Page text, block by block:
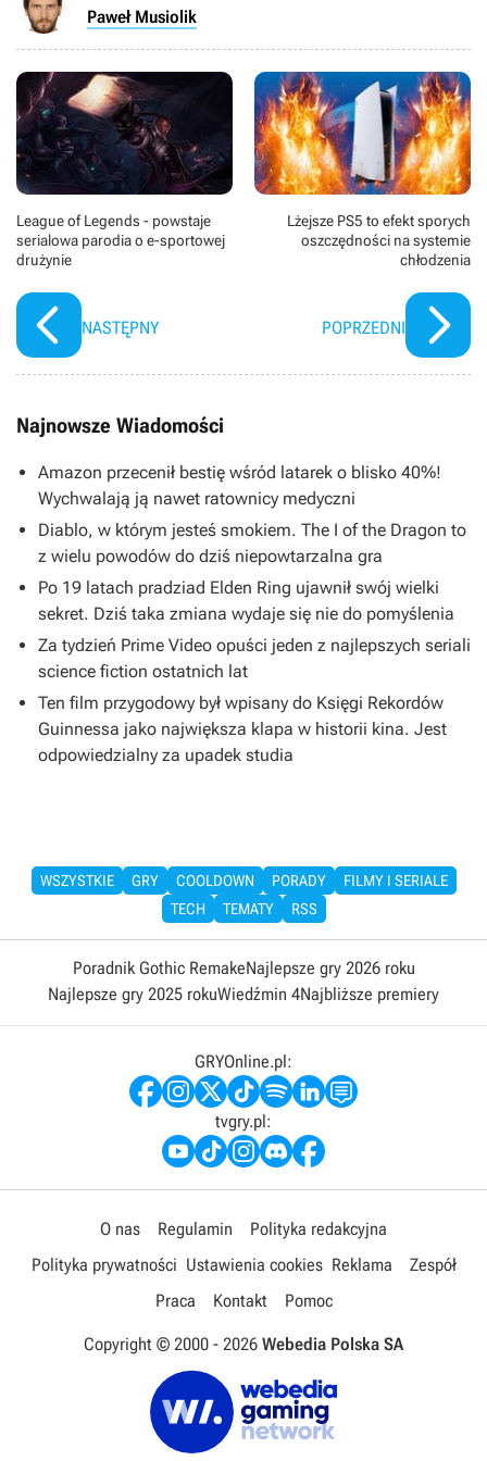
Paweł Musiolik
League of Legends - powstaje
serialowa parodia o e-sportowej
drużynie
NASTĘPNY
Lżejsze PS5 to efekt sporych
oszczędności na systemie
chłodzenia
POPRZEDNI
Najnowsze Wiadomości
Amazon przecenił bestię wśród latarek o blisko 40%!
Wychwalają ją nawet ratownicy medyczni
Diablo, w którym jesteś smokiem. The I of the Dragon to
z wielu powodów do dziś niepowtarzalna gra
Po 19 latach pradziad Elden Ring ujawnił swój wielki
sekret. Dziś taka zmiana wydaje się nie do pomyślenia
Za tydzień Prime Video opuści jeden z najlepszych seriali
science fiction ostatnich lat
Ten film przygodowy był wpisany do Księgi Rekordów
Guinnessa jako największa klapa w historii kina. Jest
odpowiedzialny za upadek studia
WSZYSTKIE GRY COOLDOWN PORADY
FILMY I SERIALE
TECH
TEMATY RSS
Poradnik Gothic RemakeNajlepsze gry 2026 roku
Najlepsze gry 2025 rokuWiedźmin 4Najbliższe premiery
GRYOnline.pl:
tvgry.pl:
O nas Regulamin
Polityka redakcyjna
Polityka prywatności Ustawienia cookies Reklama
Zespół
Praca
Kontakt Pomoc
Copyright © 2000 - 2026 Webedia Polska SA